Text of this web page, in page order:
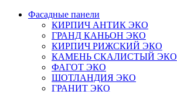
Фасадные панели
КИРПИЧ АНТИК ЭКО
ГРАНД КАНЬОН ЭКО
КИРПИЧ РИЖСКИЙ ЭКО
КАМЕНЬ СКАЛИСТЫЙ ЭКО
ФАГОТ ЭКО
ШОТЛАНДИЯ ЭКО
ГРАНИТ ЭКО